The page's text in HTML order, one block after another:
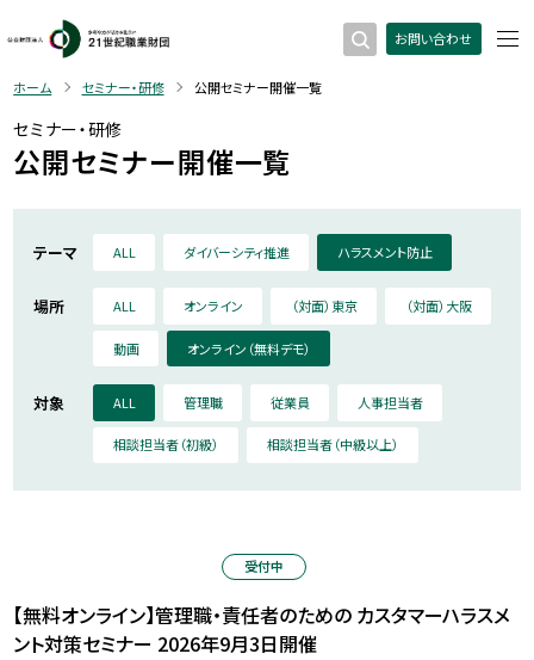
お問い合わせ
ホーム セミナー・研修 公開セミナー開催一覧
セミナー・研修
公開セミナー開催一覧
テーマ ALL ダイバーシティ推進 ハラスメント防止
場所 ALL オンライン （対面）東京 （対面）大阪
動画 オンライン（無料デモ）
対象 ALL 管理職 従業員 人事担当者
相談担当者（初級） 相談担当者（中級以上）
受付中
【無料オンライン】管理職・責任者のための カスタマーハラスメ
ント対策セミナー 2026年9月3日開催